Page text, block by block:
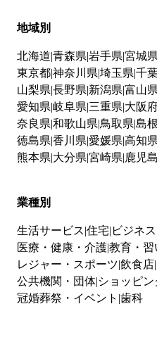
地域別
北海道 青森県 岩手県 宮城県
東京都神奈川県 埼玉県 千
山梨県 長野県 新潟県 富山県
愛知県 岐阜県 三重県 大阪
奈良県 和歌山県 鳥取県 島
徳島県 香川県 愛媛県 高知県
熊本県 大分県 宮崎県 鹿児
業種別
生活サービス 住宅 ビジネス
医療・健康・介護教育・習
レジャー・スポーツ 飲食店
公共機関・団体 ショッピン
冠婚葬祭・イベント 歯科